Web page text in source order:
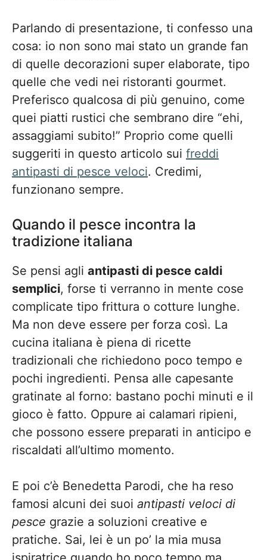
Parlando di presentazione, ti confesso una
cosa: io non sono mai stato un grande fan
di quelle decorazioni super elaborate, tipo
quelle che vedi nei ristoranti gourmet.
Preferisco qualcosa di più genuino, come
quei piatti rustici che sembrano dire “ehi,
assaggiami subito!” Proprio come quelli
suggeriti in questo articolo sui freddi
antipasti di pesce veloci. Credimi,
funzionano sempre.
Quando il pesce incontra la
tradizione italiana
Se pensi agli antipasti di pesce caldi
semplici, forse ti verranno in mente cose
complicate tipo frittura o cotture lunghe.
Ma non deve essere per forza così. La
cucina italiana è piena di ricette
tradizionali che richiedono poco tempo e
pochi ingredienti. Pensa alle capesante
gratinate al forno: bastano pochi minuti e il
gioco è fatto. Oppure ai calamari ripieni,
che possono essere preparati in anticipo e
riscaldati all’ultimo momento.
E poi c’è Benedetta Parodi, che ha reso
famosi alcuni dei suoi antipasti veloci di
pesce grazie a soluzioni creative e
pratiche. Sai, lei è un po’ la mia musa